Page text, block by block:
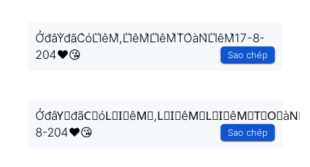
ỞđâY͛đãC͛óL͛I͛êM͛,L͛I͛êM͛L͛I͛êM͛T͛O͛àN͛L͛I͛êM͛17-8-
204❤️😘
Sao chép
8-204❤️😘
Sao chép